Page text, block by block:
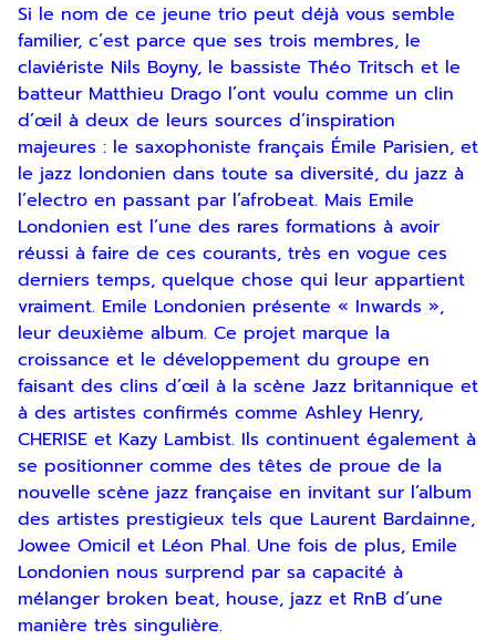
Si le nom de ce jeune trio peut déjà vous semble
familier, c’est parce que ses trois membres, le
claviériste Nils Boyny, le bassiste Théo Tritsch et le
batteur Matthieu Drago l’ont voulu comme un clin
d’œil à deux de leurs sources d’inspiration
majeures : le saxophoniste français Émile Parisien, et
le jazz londonien dans toute sa diversité, du jazz à
l’electro en passant par l’afrobeat. Mais Emile
Londonien est l’une des rares formations à avoir
réussi à faire de ces courants, très en vogue ces
derniers temps, quelque chose qui leur appartient
vraiment. Emile Londonien présente « Inwards »,
leur deuxième album. Ce projet marque la
croissance et le développement du groupe en
faisant des clins d’œil à la scène Jazz britannique et
à des artistes confirmés comme Ashley Henry,
CHERISE et Kazy Lambist. Ils continuent également à
se positionner comme des têtes de proue de la
nouvelle scène jazz française en invitant sur l’album
des artistes prestigieux tels que Laurent Bardainne,
Jowee Omicil et Léon Phal. Une fois de plus, Emile
Londonien nous surprend par sa capacité à
mélanger broken beat, house, jazz et RnB d’une
manière très singulière.
Inscription
Newsletter